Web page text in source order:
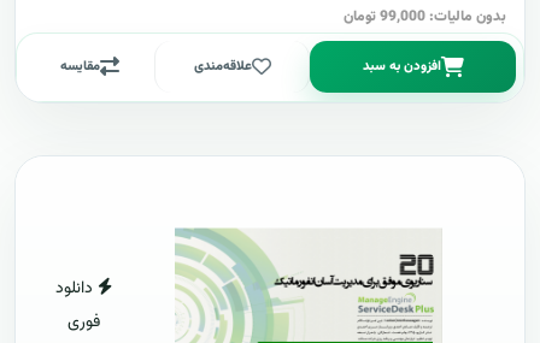
بدون مالیات: 99,000 تومان
افزودن به سبد علاقه‌مندی مقایسه
دانلود
فوری